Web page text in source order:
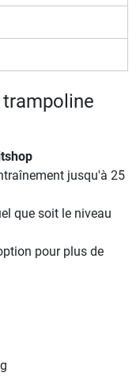
jusqu'à 25
que soit le niveau
pour plus de